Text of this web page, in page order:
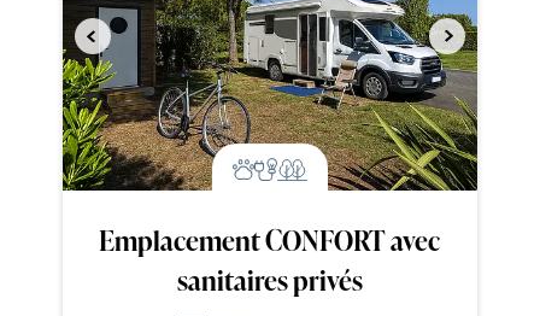
Emplacement CONFORT avec
sanitaires privés